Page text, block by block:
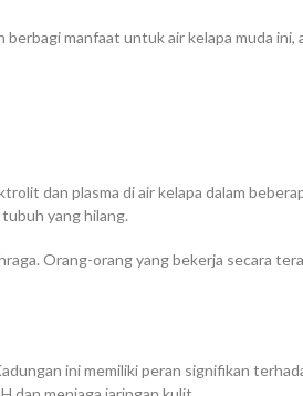
manfaat untuk air kelapa muda ini,
dan plasma di air kelapa dalam
yang hilang.
Orang-orang yang bekerja secara
ini memiliki peran signifikan